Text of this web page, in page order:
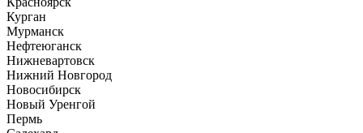
Курган
Мурманск
Нефтеюганск
Нижневартовск
Нижний Новгород
Новосибирск
Новый Уренгой
Пермь